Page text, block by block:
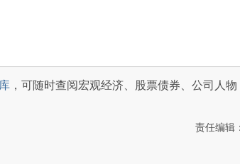
，可随时查阅宏观经济、股票债券、公司人物
责任编辑